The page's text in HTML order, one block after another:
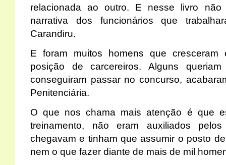
relacionada ao outro. E nesse livro
narrativa dos funcionários que
Carandiru.
E foram muitos homens que cresceram
posição de carcereiros. Alguns
conseguiram passar no concurso,
Penitenciária.
O que nos chama mais atenção é que
treinamento, não eram auxiliados
chegavam e tinham que assumir o posto
nem o que fazer diante de mais de mil